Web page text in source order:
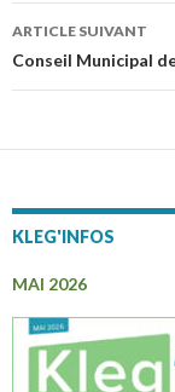
des
articles
ARTICLE SUIVANT
Conseil Municipal
KLEG'INFOS
MAI 2026